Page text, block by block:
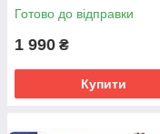
Готово до відправки
1 990 ₴
Купити